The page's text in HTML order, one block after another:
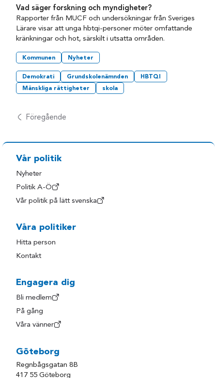
Vad säger forskning och myndigheter?
Rapporter från MUCF och undersökningar från Sveriges
Lärare visar att unga hbtqi-personer möter omfattande
kränkningar och hot, särskilt i utsatta områden.
Kommunen Nyheter
Demokrati Grundskolenämnden
HBTQI
Mänskliga rättigheter
skola
Föregående
Vår politik
Nyheter
Politik A-Ö
Vår politik på lätt svenska
Våra politiker
Hitta person
Kontakt
Engagera dig
Bli medlem
På gång
Våra vänner
Göteborg
Regnbågsgatan 8B
417 55 Göteborg